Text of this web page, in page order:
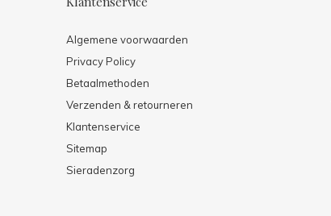
Algemene voorwaarden
Privacy Policy
Betaalmethoden
Verzenden & retourneren
Klantenservice
Sitemap
Sieradenzorg